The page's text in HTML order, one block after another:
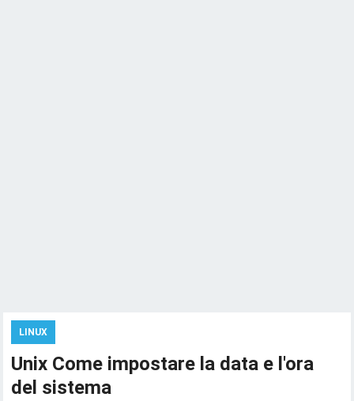
LINUX
Unix Come impostare la data e l'ora
del sistema